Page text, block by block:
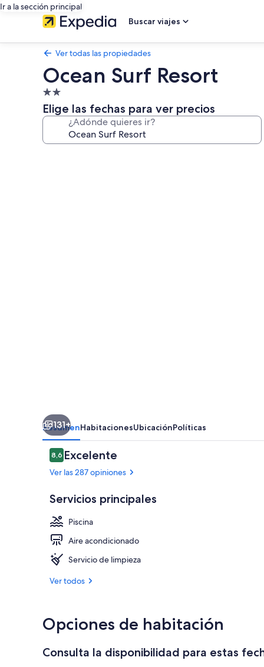
Ir a la sección principal
Buscar viajes
Ver todas las propiedades
Ocean Surf Resort
Propiedad
de
2.0
estrellas
Elige las fechas para ver precios
¿Adónde quieres ir?
131+
ResumenHabitacionesUbicaciónPolíticas
Opiniones
8,68,6 de 10
Excelente
Ver las 287 opiniones
Servicios principales
Piscina
Aire acondicionado
Servicio de limpieza
Ver todos
Opciones de habitación
Consulta la disponibilidad para estas